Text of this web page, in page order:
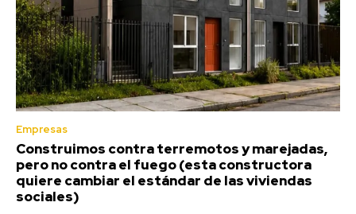
Empresas
Construimos contra terremotos y marejadas,
pero no contra el fuego (esta constructora
quiere cambiar el estándar de las viviendas
sociales)